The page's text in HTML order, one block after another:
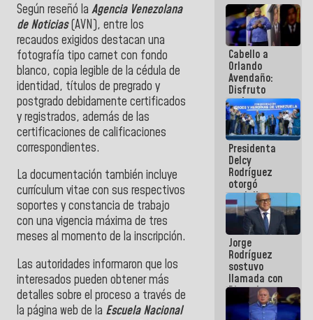
Según reseñó la Agencia Venezolana
de Noticias(AVN), entre los
recaudos exigidos destacan una
fotografía tipo carnet con fondo
blanco, copia legible de la cédula de
identidad, títulos de pregrado y
postgrado debidamente certificados
y registrados, además de las
certificaciones de calificaciones
correspondientes.
La documentación también incluye
currículum vitae con sus respectivos
soportes y constancia de trabajo
con una vigencia máxima de tres
meses al momento de la inscripción.
Las autoridades informaron que los
interesados pueden obtener más
detalles sobre el proceso a través de
la página web de la Escuela Nacional
Cabello a
Orlando
Avendaño:
Disfruto
cada vez
que escribes
porque lo
que haces
es
embarrarla
Presidenta
Delcy
Rodríguez
otorgó
medalla
"Héroe de
Venezuela"
a servidores
públicos
Jorge
Rodríguez
sostuvo
llamada con
Dinorah
Figuera y
acuerdan